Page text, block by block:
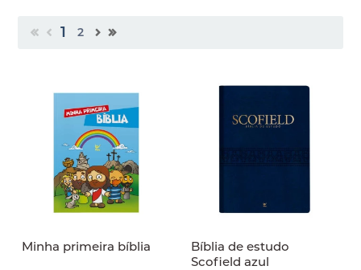
1 2
Minha primeira bíblia
Bíblia de estudo
Scofield azul